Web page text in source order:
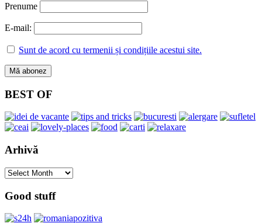
Prenume
E-mail:
Sunt de acord cu termenii și condițiile acestui site.
BEST OF
Arhivă
Arhivă
Good stuff